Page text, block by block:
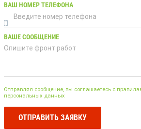
ВАШ НОМЕР ТЕЛЕФОНА
ВАШЕ СООБЩЕНИЕ
Отправляя сообщение, вы соглашаетесь с
персональных данных
ОТПРАВИТЬ ЗАЯВКУ